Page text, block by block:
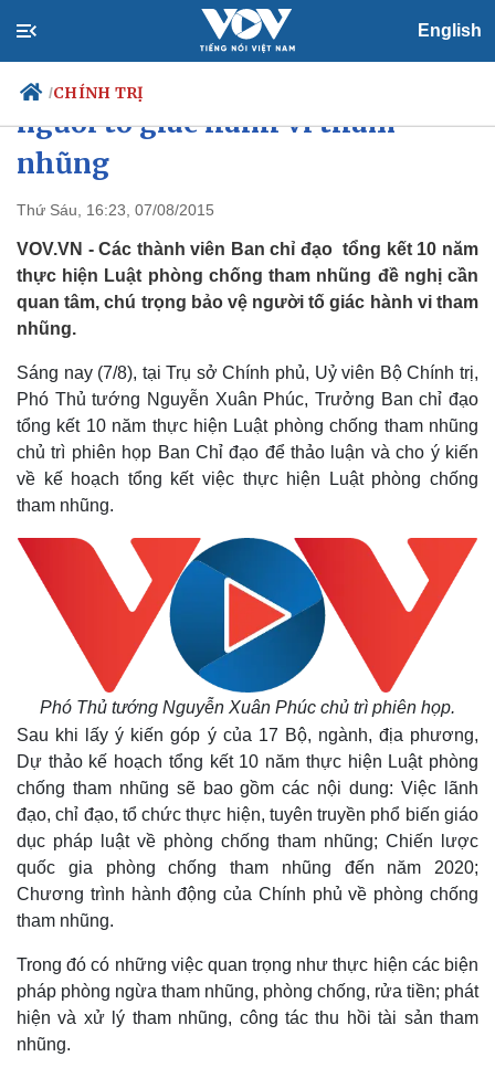
English
/CHÍNH TRỊ
Chính trị
Tổ chức nhân sự
Quốc hội
Nhận diện sự thật
Tin 24h
Dự báo thời tiết
Giáo dục
Dấu ấn VOV
Quan tâm, chú trọng bảo vệ
người tố giác hành vi tham
nhũng
Thứ Sáu, 16:23, 07/08/2015
VOV.VN - Các thành viên Ban chỉ đạo tổng kết 10 năm
thực hiện Luật phòng chống tham nhũng đề nghị cần
quan tâm, chú trọng bảo vệ người tố giác hành vi tham
nhũng.
Sáng nay (7/8), tại Trụ sở Chính phủ, Uỷ viên Bộ Chính trị,
Phó Thủ tướng Nguyễn Xuân Phúc, Trưởng Ban chỉ đạo
tổng kết 10 năm thực hiện Luật phòng chống tham nhũng
chủ trì phiên họp Ban Chỉ đạo để thảo luận và cho ý kiến
về kế hoạch tổng kết việc thực hiện Luật phòng chống
tham nhũng.
Phó Thủ tướng Nguyễn Xuân Phúc chủ trì phiên họp.
Sau khi lấy ý kiến góp ý của 17 Bộ, ngành, địa phương,
Dự thảo kế hoạch tổng kết 10 năm thực hiện Luật phòng
chống tham nhũng sẽ bao gồm các nội dung: Việc lãnh
đạo, chỉ đạo, tổ chức thực hiện, tuyên truyền phổ biến giáo
dục pháp luật về phòng chống tham nhũng; Chiến lược
quốc gia phòng chống tham nhũng đến năm 2020;
Chương trình hành động của Chính phủ về phòng chống
tham nhũng.
Trong đó có những việc quan trọng như thực hiện các biện
pháp phòng ngừa tham nhũng, phòng chống, rửa tiền; phát
hiện và xử lý tham nhũng, công tác thu hồi tài sản tham
nhũng.